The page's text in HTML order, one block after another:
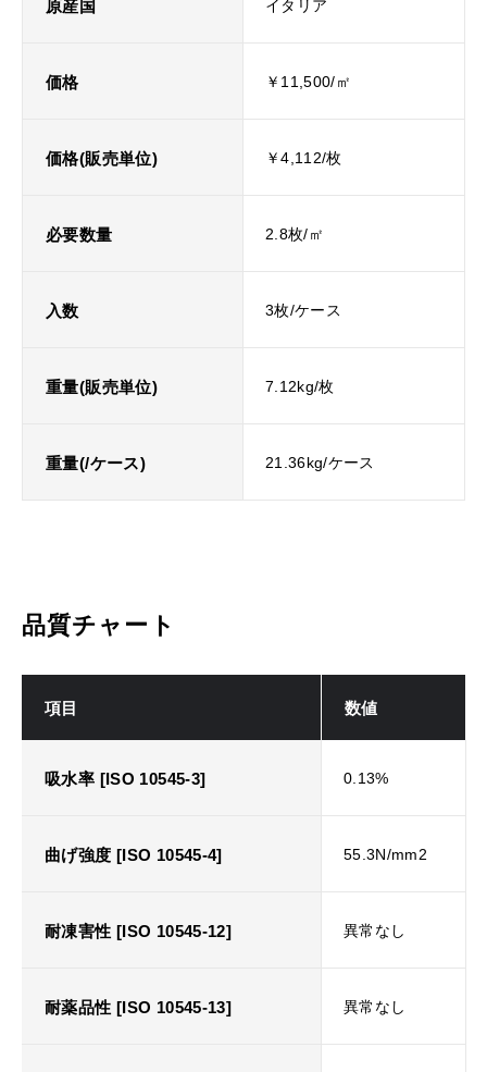
原産国 イタリア
価格 ￥11,500/㎡
価格(販売単位) ￥4,112/枚
必要数量 2.8枚/㎡
入数 3枚/ケース
重量(販売単位) 7.12kg/枚
重量(/ケース) 21.36kg/ケース
品質チャート
項目 数値
吸水率 [ISO 10545-3] 0.13%
曲げ強度 [ISO 10545-4] 55.3N/mm2
耐凍害性 [ISO 10545-12] 異常なし
耐薬品性 [ISO 10545-13] 異常なし